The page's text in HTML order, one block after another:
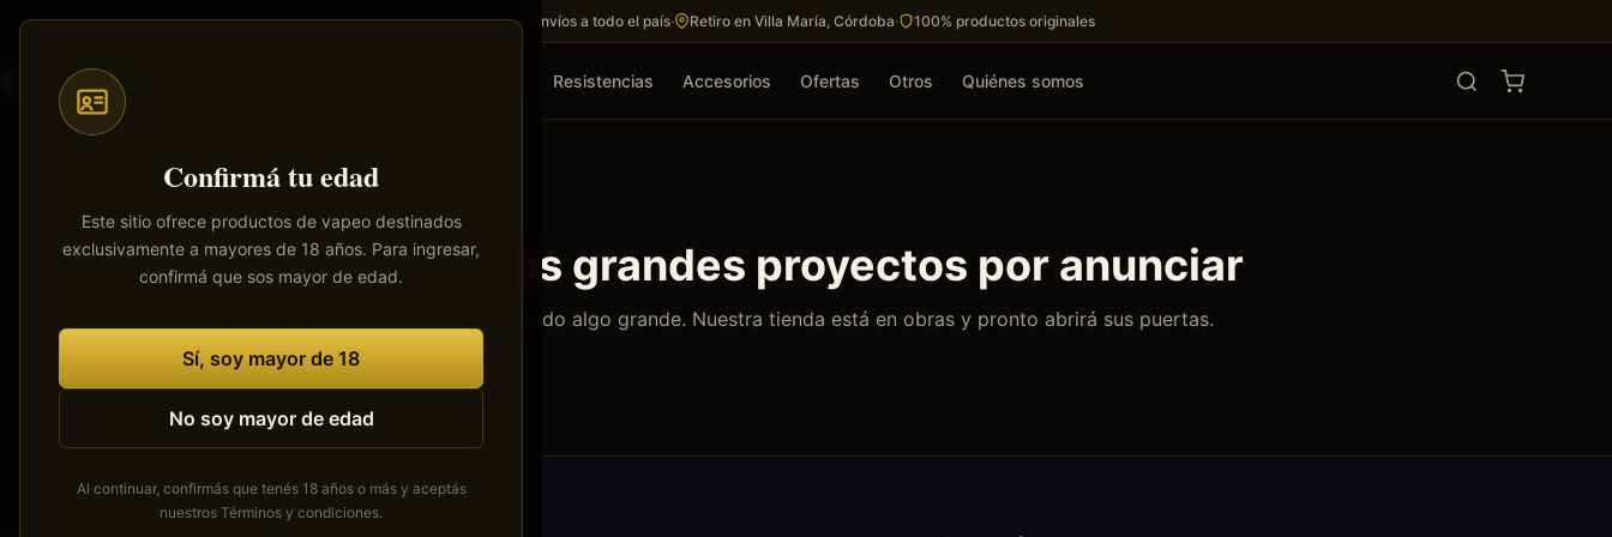
Confirmá tu edad
Este sitio ofrece productos de vapeo destinados
exclusivamente a mayores de 18 años. Para ingresar,
confirmá que sos mayor de edad.
Sí, soy mayor de 18
No soy mayor de edad
Al continuar, confirmás que tenés 18 años o más y aceptás
nuestros Términos y condiciones.
Saltar
contenido
principal
Envíos a todo el país· Retiro en Villa María, Córdoba· 100% productos originales
Todos Resistencias Accesorios Ofertas Otros Quiénes somos
Tenemos grandes proyectos por anunciar
Se está cocinando algo grande. Nuestra tienda está en obras y pronto abrirá sus puertas.